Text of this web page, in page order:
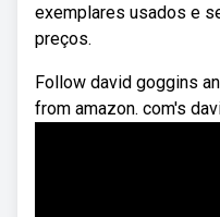
exemplares usados e
preços.
Follow david goggins
from amazon. com's